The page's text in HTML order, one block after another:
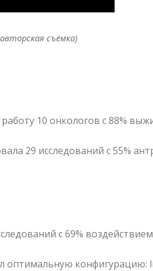
съёмка)
10 онкологов с 88%
29 исследований с 55%
с 69%
оптимальную конфигурацию: